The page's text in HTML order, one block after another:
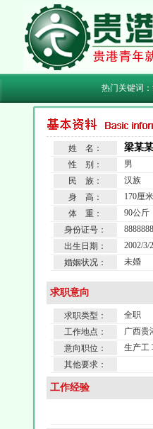
热门关键词：
姓 名： 梁某某
性 别：
男
民 族：
汉族
身 高：
170厘米
体 重：
90公斤
身份证号：
出生日期：
2002/3/2
婚姻状况：
未婚
求职意向
求职类型： 全职
工作地点：
广西贵
意向职位：
生产工
其他要求：
工作经验